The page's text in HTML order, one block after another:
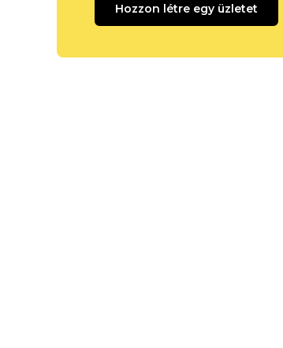
Hozzon létre egy üzletet